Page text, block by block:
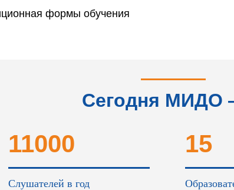
формы обучения
Сегодня МИДО
11000
Слушателей в год
15